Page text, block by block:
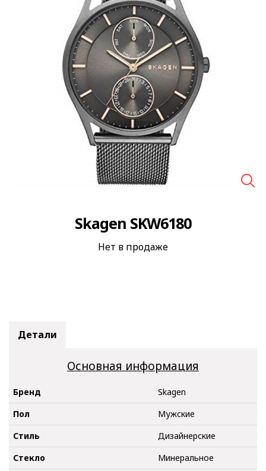
Skagen SKW6180
Нет в продаже
Детали
Основная информация
Бренд
Skagen
Пол
Мужские
Стиль
Дизайнерские
Стекло
Минеральное